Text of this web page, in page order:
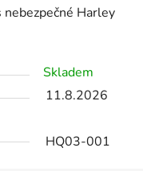
Harley
Skladem
11.8.2026
HQ03-001